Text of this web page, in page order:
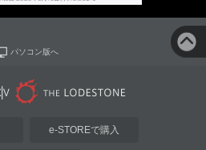
パソコン版へ
e-STOREで購入